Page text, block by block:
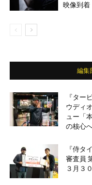
映像到着
編集
『ター
ウディ
ュー「
の核心
『侍タ
審査員
３月３